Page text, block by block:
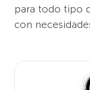
para todo tipo
con